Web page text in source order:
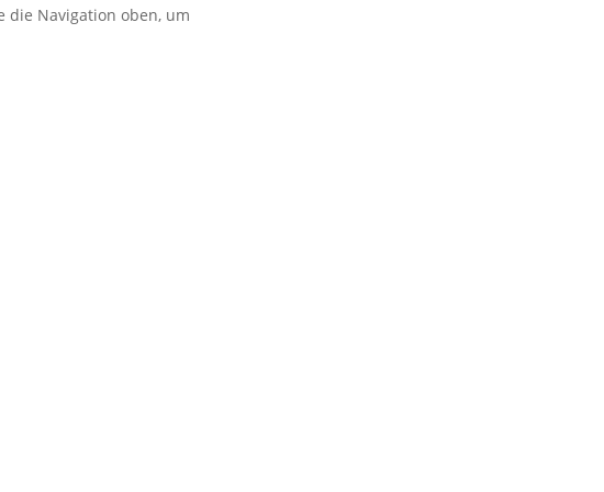
die Navigation oben, um